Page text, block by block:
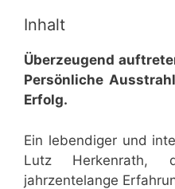
Inhalt
Überzeugend
Persönliche
Erfolg.
Ein lebendiger und
Lutz Herkenrath,
jahrzentelange